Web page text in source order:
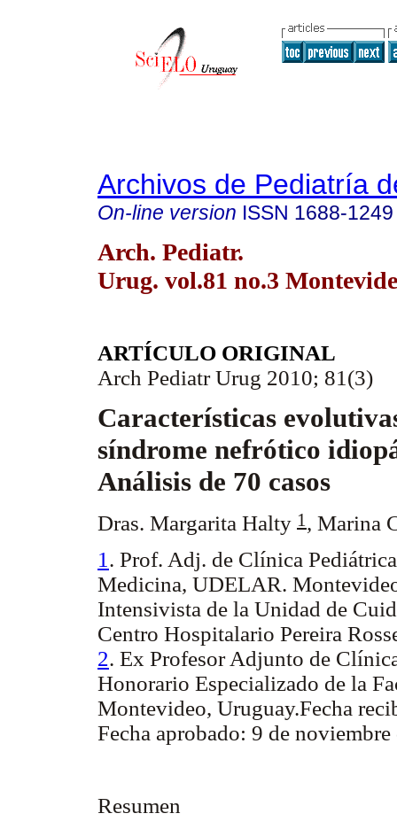
Archivos de Pediatría
On-line version ISSN 1688-1249
Arch. Pediatr.
Urug. vol.81 no.3
ARTÍCULO ORIGINAL
Arch Pediatr Urug 2010; 81(3)
Características
síndrome nefrótico
Análisis de 70 casos
Dras. Margarita Halty 1 , Marina
1 . Prof. Adj. de Clínica
Medicina, UDELAR.
Intensivista de la Unidad de
Centro Hospitalario Pereira
2. Ex Profesor Adjunto de
Honorario Especializado de la
Montevideo, Uruguay.Fecha
Fecha aprobado: 9 de noviembre
Resumen